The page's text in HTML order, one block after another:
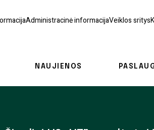
Administracinė informacijaVeiklos sritys
NAUJIENOS